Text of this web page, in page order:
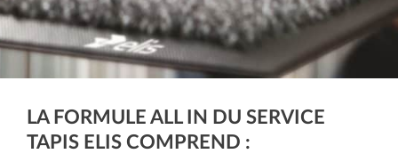
LA FORMULE ALL IN DU SERVICE
TAPIS ELIS COMPREND :